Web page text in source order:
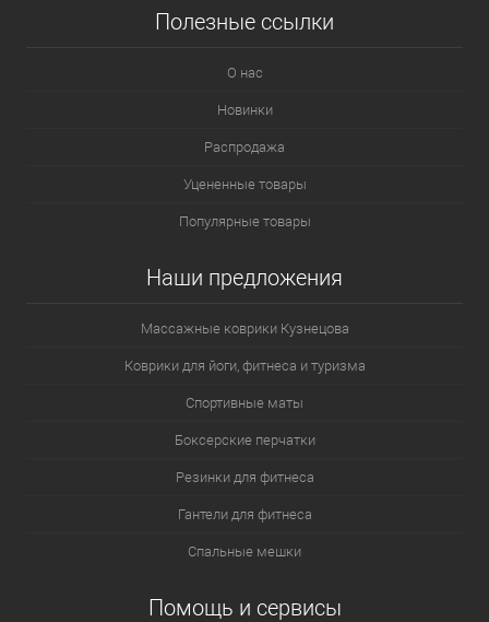
Полезные ссылки
О нас
Новинки
Распродажа
Уцененные товары
Популярные товары
Наши предложения
Массажные коврики Кузнецова
Коврики для йоги, фитнеса и туризма
Спортивные маты
Боксерские перчатки
Резинки для фитнеса
Гантели для фитнеса
Спальные мешки
Помощь и сервисы